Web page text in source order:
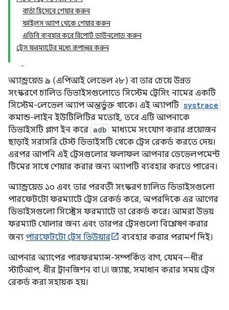
বার্তা হিসেবে শেয়ার করুন
ফাইলস অ্যাপ থেকে শেয়ার করুন
এডিবি ব্যবহার করে রিপোর্ট ডাউনলোড করুন
ট্রেস ফরম্যাটের মধ্যে রূপান্তর করুন
অ্যান্ড্রয়েড ৯ (এপিআই লেভেল ২৮) বা তার চেয়ে উন্নত
সংস্করণে চালিত ডিভাইসগুলোতে সিস্টেম ট্রেসিং নামের একটি
সিস্টেম-লেভেল অ্যাপ অন্তর্ভুক্ত থাকে। এই অ্যাপটি systrace
কমান্ড-লাইন ইউটিলিটির মতোই, তবে এটি আপনাকে
ডিভাইসটি প্লাগ ইন করে adb মাধ্যমে সংযোগ করার প্রয়োজন
ছাড়াই সরাসরি টেস্ট ডিভাইসটি থেকে ট্রেস রেকর্ড করতে দেয়।
এরপর আপনি এই ট্রেসগুলোর ফলাফল আপনার ডেভেলপমেন্ট
টিমের সাথে শেয়ার করার জন্য অ্যাপটি ব্যবহার করতে পারেন।
অ্যান্ড্রয়েড ১০ এবং তার পরবর্তী সংস্করণ চালিত ডিভাইসগুলো
পারফেটটো ফরম্যাটে ট্রেস রেকর্ড করে, অপরদিকে এর আগের
ডিভাইসগুলো সিস্ট্রেস ফরম্যাটে তা রেকর্ড করে। আমরা উভয়
ফরম্যাট খোলার জন্য এবং তারপর ট্রেসগুলো বিশ্লেষণ করার
জন্য পারফেটটো ট্রেস ভিউয়ার
ব্যবহার করার পরামর্শ দিই।
আপনার অ্যাপের পারফরম্যান্স-সম্পর্কিত বাগ, যেমন—ধীর
স্টার্টআপ, ধীর ট্রানজিশন বা UI জ্যাঙ্ক, সমাধান করার সময় ট্রেস
রেকর্ড করা সহায়ক হয়।